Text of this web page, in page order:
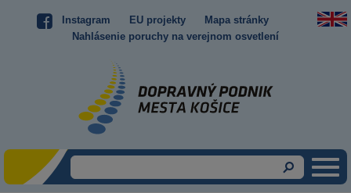
Instagram EU projekty
Mapa stránky
Nahlásenie poruchy na verejnom osvetlení